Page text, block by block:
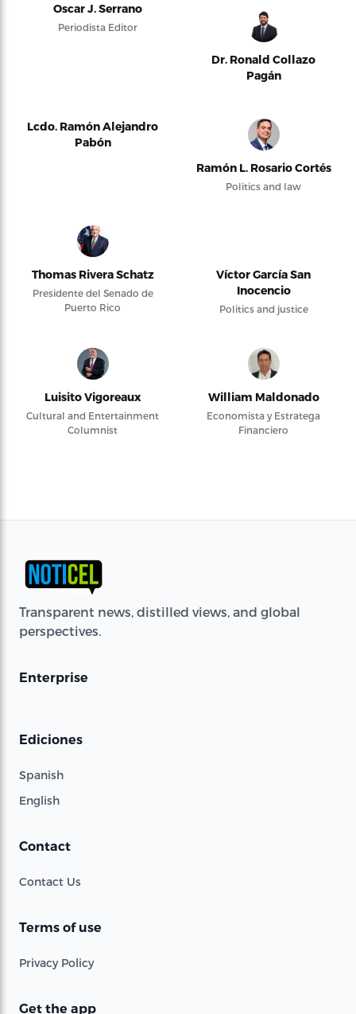
Oscar J. Serrano
Periodista Editor
Dr. Ronald Collazo
Pagán
Lcdo. Ramón Alejandro
Pabón
Ramón L. Rosario Cortés
Politics and law
Thomas Rivera Schatz
Presidente del Senado de
Puerto Rico
Víctor García San
Inocencio
Politics and justice
Luisito Vigoreaux
Cultural and Entertainment
Columnist
William Maldonado
Economista y Estratega
Financiero
Transparent news, distilled views, and global
perspectives.
Enterprise
Ediciones
Spanish
English
Contact
Contact Us
Terms of use
Privacy Policy
Get the app